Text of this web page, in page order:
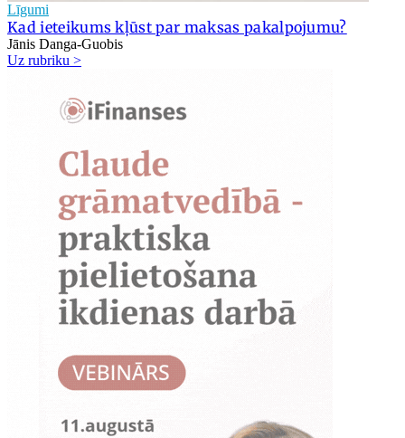
Līgumi
Kad ieteikums kļūst par maksas pakalpojumu?
Jānis Danga-Guobis
Uz rubriku >